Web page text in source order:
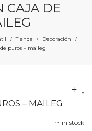
CAJA DE
/ Tienda / Decoración /
puros – maileg
– MAILEG
in stock